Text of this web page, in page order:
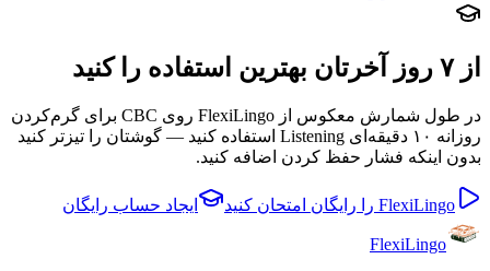
از ۷ روز آخرتان بهترین استفاده را کنید
در طول شمارش معکوس از FlexiLingo روی CBC برای گرم‌کردن
روزانه ۱۰ دقیقه‌ای Listening استفاده کنید — گوشتان را تیزتر کنید
بدون اینکه فشار حفظ کردن اضافه کنید.
FlexiLingo را رایگان امتحان کنید ایجاد حساب رایگان
FlexiLingo